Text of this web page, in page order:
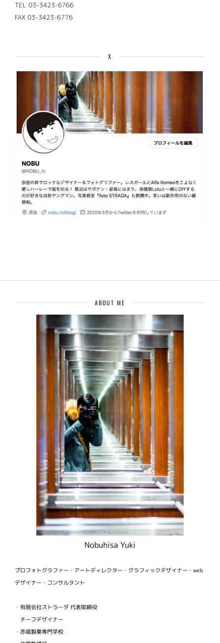
TEL 03-3423-6766
FAX 03-3423-6776
X
ABOUT ME
Nobuhisa Yuki
プロフォトグラファー・アートディレクター・グラフィックデザイナー・web
デザイナー・コンサルタント
・有限会社ストラーダ 代表取締役
チーフデザイナー
・赤堀製菓専門学校